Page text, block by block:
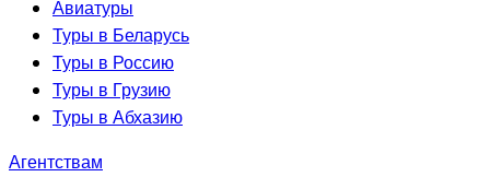
Авиатуры
Туры в Беларусь
Туры в Россию
Туры в Грузию
Туры в Абхазию
Агентствам